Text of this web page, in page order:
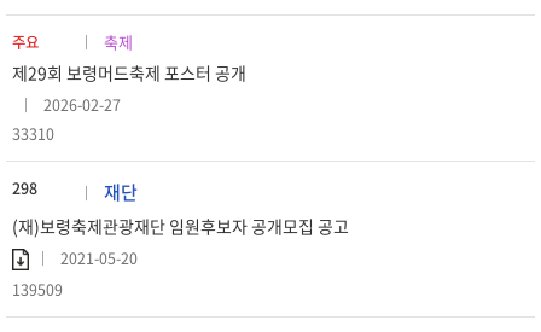
주요 축제
제29회 보령머드축제 포스터 공개
2026-02-27
33310
298 재단
(재)보령축제관광재단 임원후보자 공개모집 공고
2021-05-20
139509